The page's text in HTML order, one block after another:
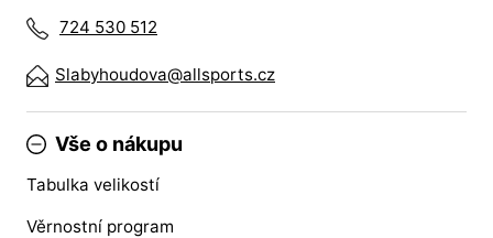
724 530 512
Slabyhoudova@allsports.cz
Vše o nákupu
Tabulka velikostí
Věrnostní program